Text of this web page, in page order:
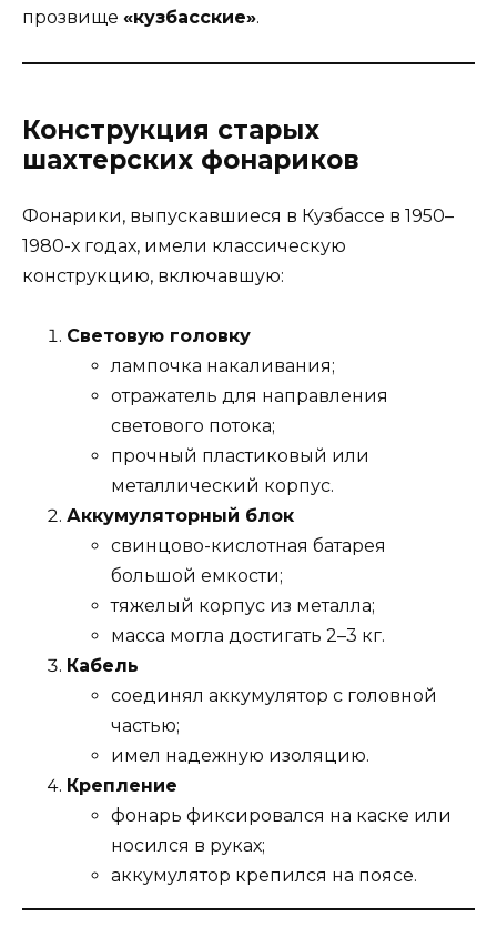
прозвище «кузбасские».
Конструкция старых
шахтерских фонариков
Фонарики, выпускавшиеся в Кузбассе в 1950–
1980-х годах, имели классическую
конструкцию, включавшую:
Световую головку
лампочка накаливания;
отражатель для направления
светового потока;
прочный пластиковый или
металлический корпус.
Аккумуляторный блок
свинцово-кислотная батарея
большой емкости;
тяжелый корпус из металла;
масса могла достигать 2–3 кг.
Кабель
соединял аккумулятор с головной
частью;
имел надежную изоляцию.
Крепление
фонарь фиксировался на каске или
носился в руках;
аккумулятор крепился на поясе.